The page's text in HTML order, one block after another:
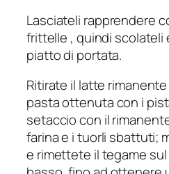
Lasciateli rapprendere
frittelle , quindi scolateli
piatto di portata.
Ritirate il latte
pasta ottenuta con i
setaccio con il
farina e i tuorli sbattuti;
e rimettete il tegame